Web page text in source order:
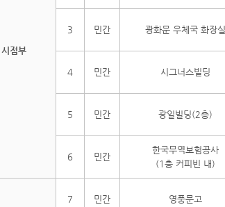
시점부
3 민간 광화문 우체국 화장실
4 민간 시그너스빌딩
5 민간 광일빌딩(2층)
6 민간
한국무역보험공사
(1층 커피빈 내)
7 민간 영풍문고